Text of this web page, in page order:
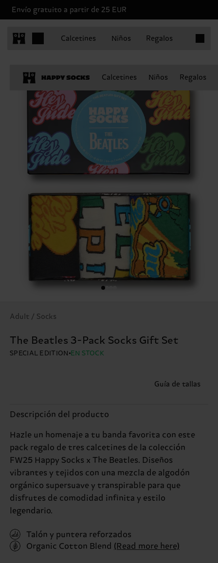
Envío gratuito a partir de 25 EUR
Calcetines Niños Regalos
Calcetines Niños Regalos
Adult / Socks
The Beatles 3-Pack Socks Gift Set
SPECIAL EDITION EN STOCK
Guía de tallas
Descripción del producto
Hazle un homenaje a tu banda favorita con este
pack regalo de tres calcetines de la colección
FW25 Happy Socks x The Beatles. Diseños
vibrantes y tejidos con una mezcla de algodón
orgánico supersuave y transpirable para que
disfrutes de comodidad infinita y estilo
legendario.
Talón y puntera reforzados
Organic Cotton Blend (Read more here)